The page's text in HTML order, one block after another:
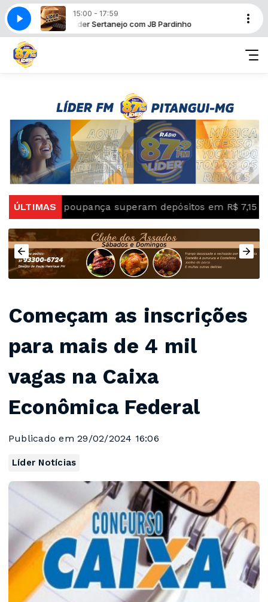
15:00 - 17:59
Líder Sertanejo com JB Pardinho
ÚLTIMAS
da poupança superam depósitos em R$ 7,15 bilhões
Começam as inscrições
para mais de 4 mil
vagas na Caixa
Econômica Federal
Publicado em 29/02/2024 16:06
Líder Notícias